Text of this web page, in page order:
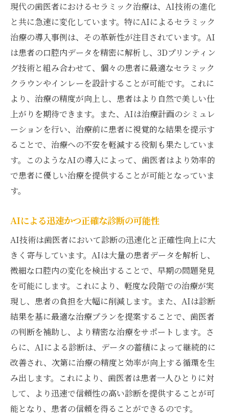
現代の歯医者におけるセラミック治療は、AI技術の進化
と共に急速に変化しています。特にAIによるセラミック
治療の導入事例は、その革新性が注目されています。AI
は患者の口腔内データを精密に解析し、3Dプリンティン
グ技術と組み合わせて、個々の患者に最適なセラミック
クラウンやインレーを設計することが可能です。これに
より、治療の精度が向上し、患者はより自然で美しい仕
上がりを期待できます。また、AIは治療計画のシミュレ
ーションを行い、治療前に患者に視覚的な結果を提示す
ることで、治療への不安を軽減する役割も果たしていま
す。このようなAIの導入によって、歯医者はより効率的
で患者に優しい治療を提供することが可能となっていま
す。
AIによる迅速かつ正確な診断の可能性
AI技術は歯医者において診断の迅速化と正確性向上に大
きく寄与しています。AIは大量の患者データを解析し、
微細な口腔内の変化を検出することで、早期の問題発見
を可能にします。これにより、軽度な段階での治療が実
現し、患者の負担を大幅に削減します。また、AIは診断
結果を基に最適な治療プランを提案することで、歯医者
の判断を補助し、より精密な治療をサポートします。さ
らに、AIによる診断は、データの蓄積によって継続的に
改善され、次第に治療の精度と効率が向上する循環を生
み出します。これにより、歯医者は患者一人ひとりに対
して、より迅速で信頼性の高い診断を提供することが可
能となり、患者の信頼を得ることができるのです。